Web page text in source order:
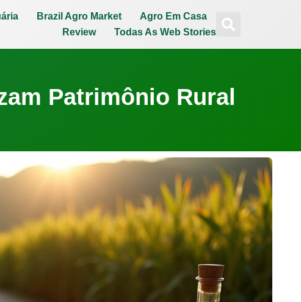
Brazil Agro Market
Agro Em Casa
Review
Todas As Web Stories
Patrimônio Rural